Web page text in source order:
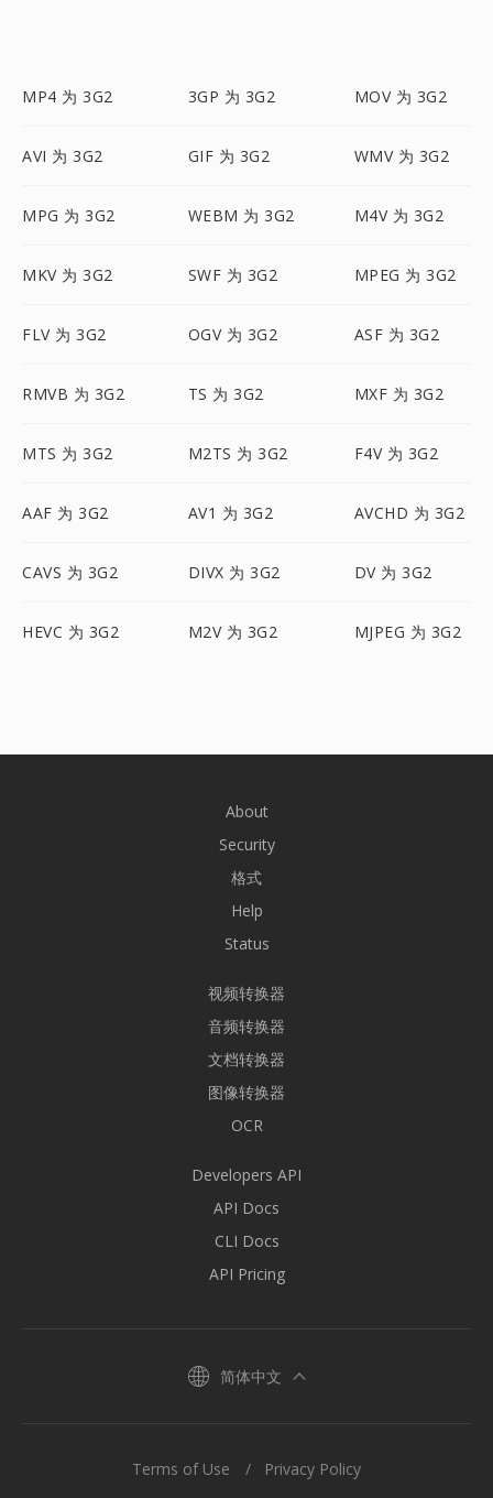
MP4 为 3G2 3GP 为 3G2 MOV 为 3G2
AVI 为 3G2 GIF 为 3G2 WMV 为 3G2
MPG 为 3G2 WEBM 为 3G2 M4V 为 3G2
MKV 为 3G2 SWF 为 3G2 MPEG 为 3G2
FLV 为 3G2 OGV 为 3G2 ASF 为 3G2
RMVB 为 3G2 TS 为 3G2 MXF 为 3G2
MTS 为 3G2 M2TS 为 3G2 F4V 为 3G2
AAF 为 3G2 AV1 为 3G2 AVCHD 为 3G2
CAVS 为 3G2 DIVX 为 3G2 DV 为 3G2
HEVC 为 3G2 M2V 为 3G2 MJPEG 为 3G2
About
Security
格式
Help
Status
视频转换器
音频转换器
文档转换器
图像转换器
OCR
Developers API
API Docs
CLI Docs
API Pricing
简体中文
Terms of Use Privacy Policy